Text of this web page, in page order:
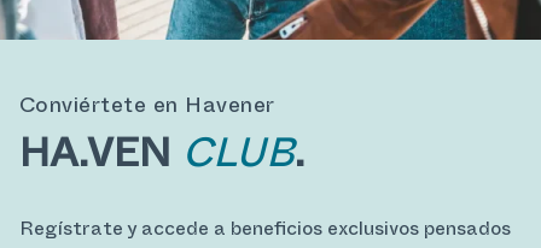
Conviértete en Havener
HA.VEN CLUB.
Regístrate y accede a beneficios exclusivos pensados